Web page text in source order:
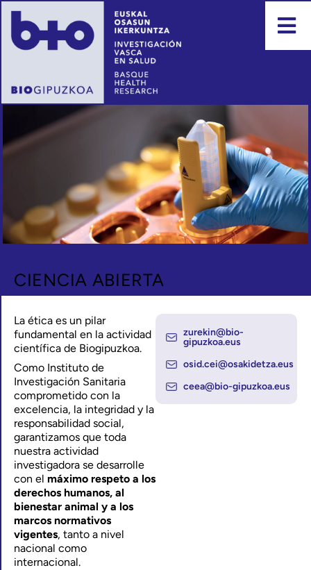
CIENCIA ABIERTA
La ética es un pilar
fundamental en la actividad
científica de Biogipuzkoa.
Como Instituto de
Investigación Sanitaria
comprometido con la
excelencia, la integridad y la
responsabilidad social,
garantizamos que toda
nuestra actividad
investigadora se desarrolle
con el máximo respeto a los
derechos humanos, al
bienestar animal y a los
marcos normativos
vigentes, tanto a nivel
nacional como
internacional.
zurekin@bio-
gipuzkoa.eus
osid.cei@osakidetza.eus
ceea@bio-gipuzkoa.eus